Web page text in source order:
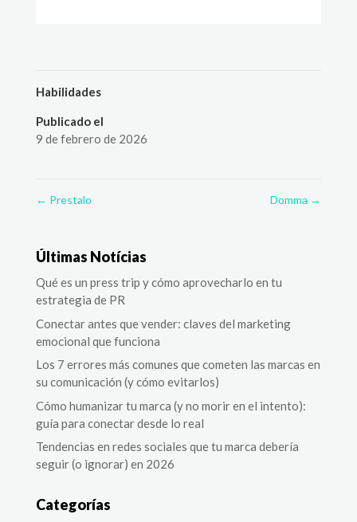
Habilidades
Publicado el
9 de febrero de 2026
← Prestalo Domma →
Últimas Notícias
Qué es un press trip y cómo aprovecharlo en tu
estrategia de PR
Conectar antes que vender: claves del marketing
emocional que funciona
Los 7 errores más comunes que cometen las marcas en
su comunicación (y cómo evitarlos)
Cómo humanizar tu marca (y no morir en el intento):
guía para conectar desde lo real
Tendencias en redes sociales que tu marca debería
seguir (o ignorar) en 2026
Categorías